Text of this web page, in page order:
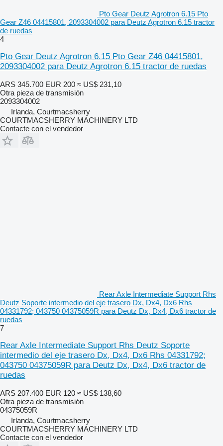
Pto Gear Deutz Agrotron 6.15 Pto
Gear Z46 04415801, 2093304002 para Deutz Agrotron 6.15 tractor
de ruedas
4
Pto Gear Deutz Agrotron 6.15 Pto Gear Z46 04415801,
2093304002 para Deutz Agrotron 6.15 tractor de ruedas
ARS 345.700 EUR 200 ≈ US$ 231,10
Otra pieza de transmisión
2093304002
Irlanda, Courtmacsherry
COURTMACSHERRY MACHINERY LTD
Contacte con el vendedor
Rear Axle Intermediate Support Rhs
Deutz Soporte intermedio del eje trasero Dx, Dx4, Dx6 Rhs
04331792; 043750 04375059R para Deutz Dx, Dx4, Dx6 tractor de
ruedas
7
Rear Axle Intermediate Support Rhs Deutz Soporte
intermedio del eje trasero Dx, Dx4, Dx6 Rhs 04331792;
043750 04375059R para Deutz Dx, Dx4, Dx6 tractor de
ruedas
ARS 207.400 EUR 120 ≈ US$ 138,60
Otra pieza de transmisión
04375059R
Irlanda, Courtmacsherry
COURTMACSHERRY MACHINERY LTD
Contacte con el vendedor